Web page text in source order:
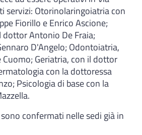
servizi: Otorinolaringoiatria con
Fiorillo e Enrico Ascione;
Antonio De Fraia;
D'Angelo; Odontoiatria,
Geriatria, con il dottor
con la dottoressa
Psicologia di base con la
confermati nelle sedi già in